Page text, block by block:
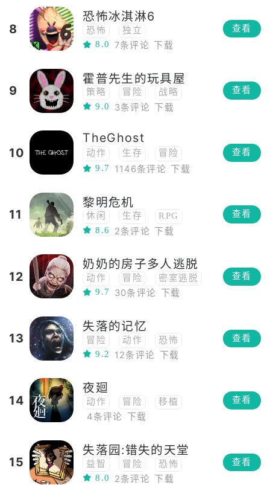
8
恐怖冰淇淋6
恐怖
独立
8.0
7条评论 下载
查看
9
霍普先生的玩具屋
策略 冒险
战略
3D
恐怖 俯视角
9.0 3条评论 下载
查看
10
TheGhost
动作 生存
冒险
解密
恐怖
多人竞技
9.7 1146条评论 下载
查看
11
黎明危机
休闲 生存
RPG
恐怖
8.6 2条评论 下载
查看
12
奶奶的房子多人逃脱
动作 冒险
密室逃脱
PVP
恐怖 团队合作
9.7 30条评论 下载
查看
13
失落的记忆
冒险 动作
恐怖
高画质
角色扮演
9.2 12条评论 下载
查看
14
夜廻
动作 冒险
移植
解密
恐怖
4条评论 下载
查看
15
失落园:错失的天堂
益智 冒险
恐怖
8.0
2条评论 下载
查看